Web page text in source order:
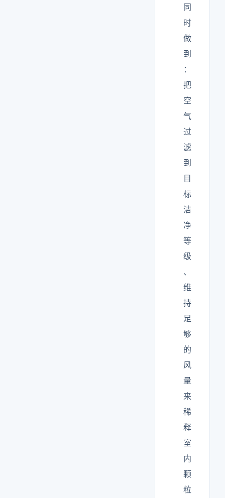
同
时
做
到
：
把
空
气
过
滤
到
目
标
洁
净
等
级
、
维
持
足
够
的
风
量
来
稀
释
室
内
颗
粒